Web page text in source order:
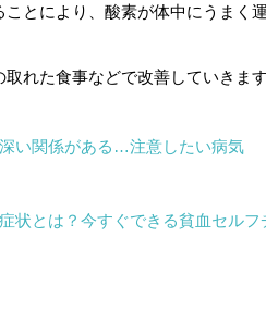
とにより、酸素が体中にうまく
れた食事などで改善していきます
い関係がある…注意したい病気
状とは？今すぐできる貧血セルフ